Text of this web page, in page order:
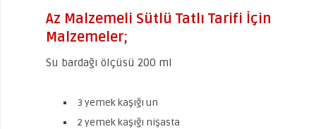
Az Malzemeli Sütlü Tatlı Tarifi İçin
Malzemeler;
Su bardağı ölçüsü 200 ml
3 yemek kaşığı un
2 yemek kaşığı nişasta